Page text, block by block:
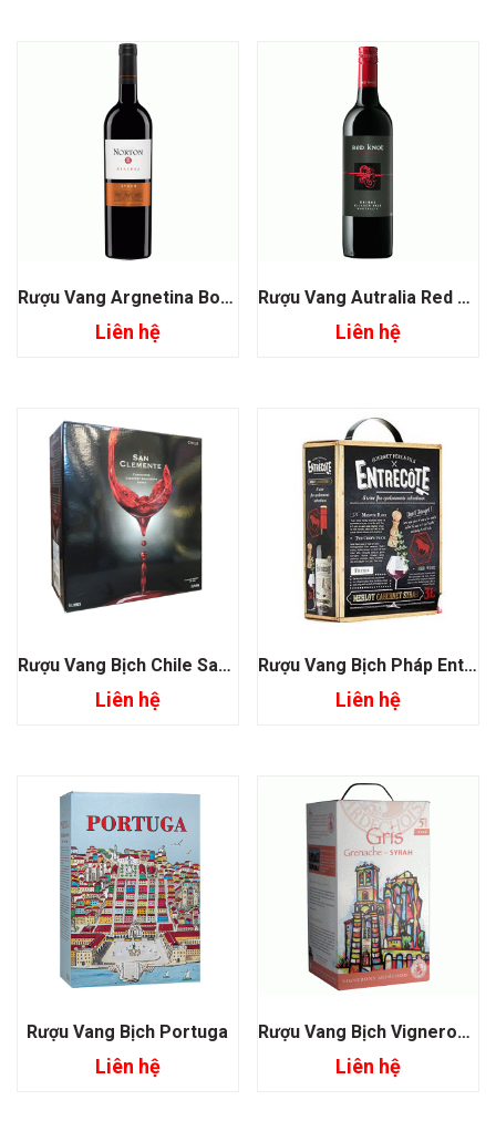
Rượu Vang Argnetina Bodega Norton Reserva Syrah
Liên hệ
Rượu Vang Autralia Red Knot Shiraz
Liên hệ
Rượu Vang Bịch Chile San Clemente 3L- 5L
Liên hệ
Rượu Vang Bịch Pháp Entrecote 3L
Liên hệ
Rượu Vang Bịch Portuga
Liên hệ
Rượu Vang Bịch Vignerons Ardechois Gris Grenache – Syrah
Liên hệ